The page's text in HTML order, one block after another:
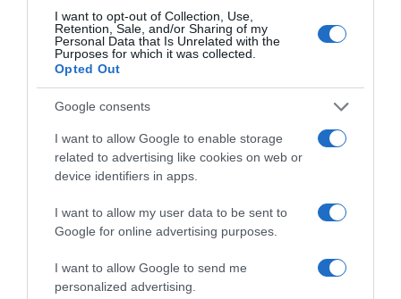
I want to opt-out of Collection, Use,
Retention, Sale, and/or Sharing of my
Personal Data that Is Unrelated with the
Purposes for which it was collected.
Opted Out
Google consents
I want to allow Google to enable storage
related to advertising like cookies on web or
device identifiers in apps.
I want to allow my user data to be sent to
Google for online advertising purposes.
I want to allow Google to send me
personalized advertising.
ότι το πρωτάθλημα θα πάρουν εκείνοι και αν
δεν το πάρουν εκείνοι θα το χάσουν από τη
διαιτησία. Δηλαδή ο Ολυμπιακός να κερδίσει
από μόνο τους αποκλείεται.
Είτε θα κέρδιζε η διαιτησία τον Παναθηναϊκό,
ή ο Παναθηναϊκός. Εγώ δεν χρειάστηκε
πλέον να κάνω κάτι. Είχα πρόβλημα και
πέρυσι, θυμάστε τι έγινε. Η ομάδα μας
προήλθε από μία τεράστια απογοήτευση
στον ημιτελικό στο Άμπου Ντάμπι, αλλά και
φέτος μετά την κατάκτηση, είδα με την